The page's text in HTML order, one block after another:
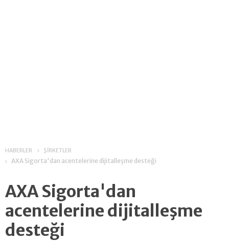
HABERLER ŞİRKETLER
AXA Sigorta'dan acentelerine dijitalleşme desteği
AXA Sigorta'dan
acentelerine dijitalleşme
desteği